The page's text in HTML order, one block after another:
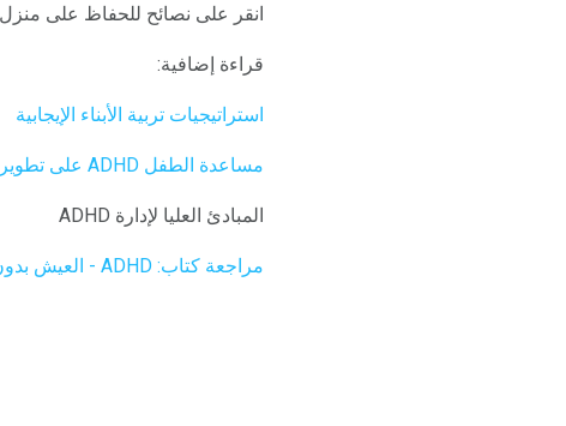
انقر على نصائح للحفاظ على
قراءة إضافية:
استراتيجيات تربية الأبناء الإيجابية
مساعدة الطفل ADHD على تطوير علاقات إيجابية بين الأقران
المبادئ العليا لإدارة ADHD
مراجعة كتاب: ADHD - العيش بدون فرامل